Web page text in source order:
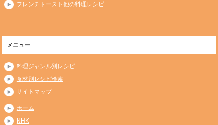
フレンチトースト他の料理レシピ
メニュー
料理ジャンル別レシピ
食材別レシピ検索
サイトマップ
ホーム
NHK